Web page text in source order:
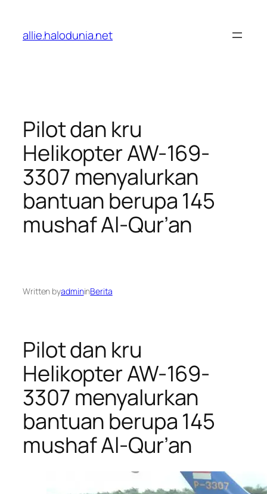
konten
allie.halodunia.net
Pilot dan kru
Helikopter AW-169-
3307 menyalurkan
bantuan berupa 145
mushaf Al-Qur’an
Written byadmininBerita
Pilot dan kru
Helikopter AW-169-
3307 menyalurkan
bantuan berupa 145
mushaf Al-Qur’an